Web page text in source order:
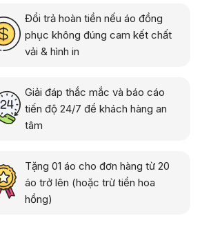
Đổi trả hoàn tiền nếu áo đồng
phục không đúng cam kết chất
vải & hình in
Giải đáp thắc mắc và báo cáo
tiến độ 24/7 để khách hàng an
tâm
Tặng 01 áo cho đơn hàng từ 20
áo trở lên (hoặc trừ tiền hoa
hồng)